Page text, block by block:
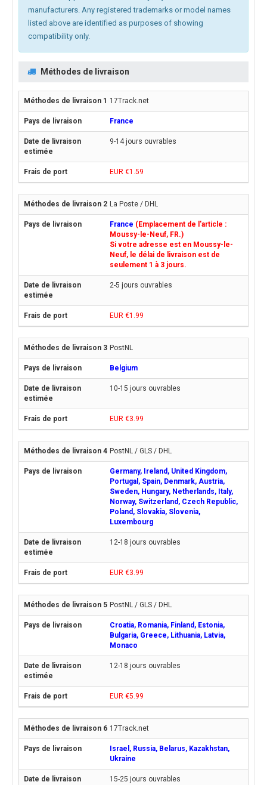
manufacturers. Any registered trademarks or model names
listed above are identified as purposes of showing
compatibility only.
Méthodes de livraison
17Track.net
France
9-14 jours ouvrables
EUR €1.59
La Poste / DHL
France (Emplacement de l'article :
Moussy-le-Neuf, FR.)
Si votre adresse est en Moussy-le-
Neuf, le délai de livraison est de
seulement 1 à 3 jours.
2-5 jours ouvrables
EUR €1.99
PostNL
Belgium
10-15 jours ouvrables
EUR €3.99
PostNL / GLS / DHL
Germany, Ireland, United Kingdom,
Portugal, Spain, Denmark, Austria,
Sweden, Hungary, Netherlands, Italy,
Norway, Switzerland, Czech Republic,
Poland, Slovakia, Slovenia,
Luxembourg
12-18 jours ouvrables
EUR €3.99
PostNL / GLS / DHL
Croatia, Romania, Finland, Estonia,
Bulgaria, Greece, Lithuania, Latvia,
Monaco
12-18 jours ouvrables
EUR €5.99
17Track.net
Israel, Russia, Belarus, Kazakhstan,
Ukraine
15-25 jours ouvrables